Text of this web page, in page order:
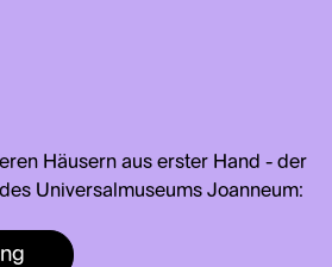
Häusern aus erster Hand - der
Universalmuseums Joanneum: